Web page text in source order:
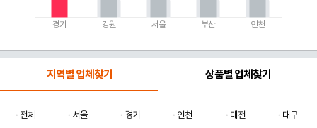
경기 강원 서울 부산 인천
지역별 업체찾기 상품별 업체찾기
전체 서울 경기 인천 대전
대구